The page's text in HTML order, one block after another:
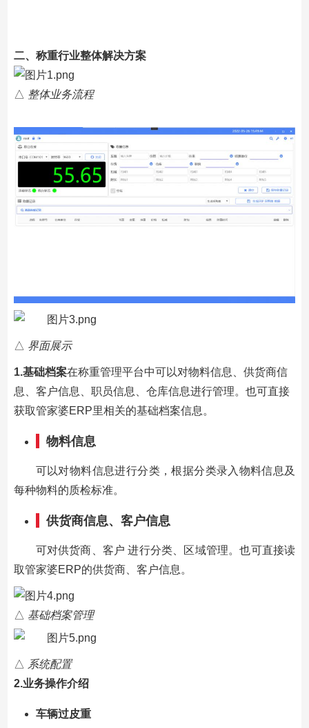
二、称重行业整体解决方案
△ 整体业务流程
△ 界面展示
1.基础档案在称重管理平台中可以对物料信息、供货商信
息、客户信息、职员信息、仓库信息进行管理。也可直接
获取管家婆ERP里相关的基础档案信息。
物料信息
可以对物料信息进行分类，根据分类录入物料信息及
每种物料的质检标准。
供货商信息、客户信息
可对供货商、客户 进行分类、区域管理。也可直接读
取管家婆ERP的供货商、客户信息。
△ 基础档案管理
△ 系统配置
2.业务操作介绍
车辆过皮重